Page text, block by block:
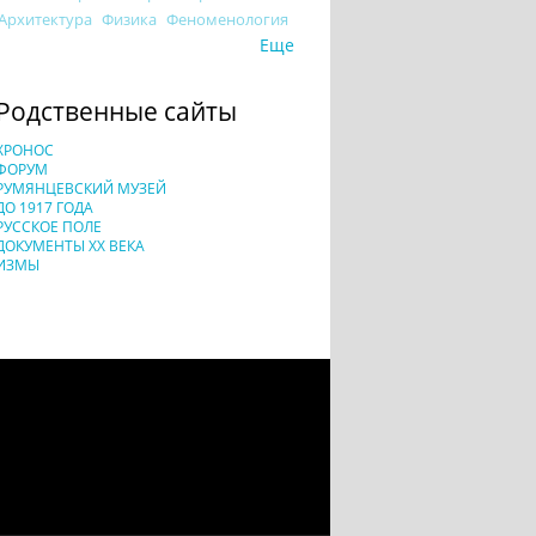
Физика Феноменология
Еще
сайты
МУЗЕЙ
1917 ГОДА
ПОЛЕ
XX ВЕКА